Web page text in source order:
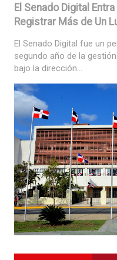
El Senado Digital
Registrar Más de Un
El Senado Digital fue un
segundo año de la
bajo la dirección...